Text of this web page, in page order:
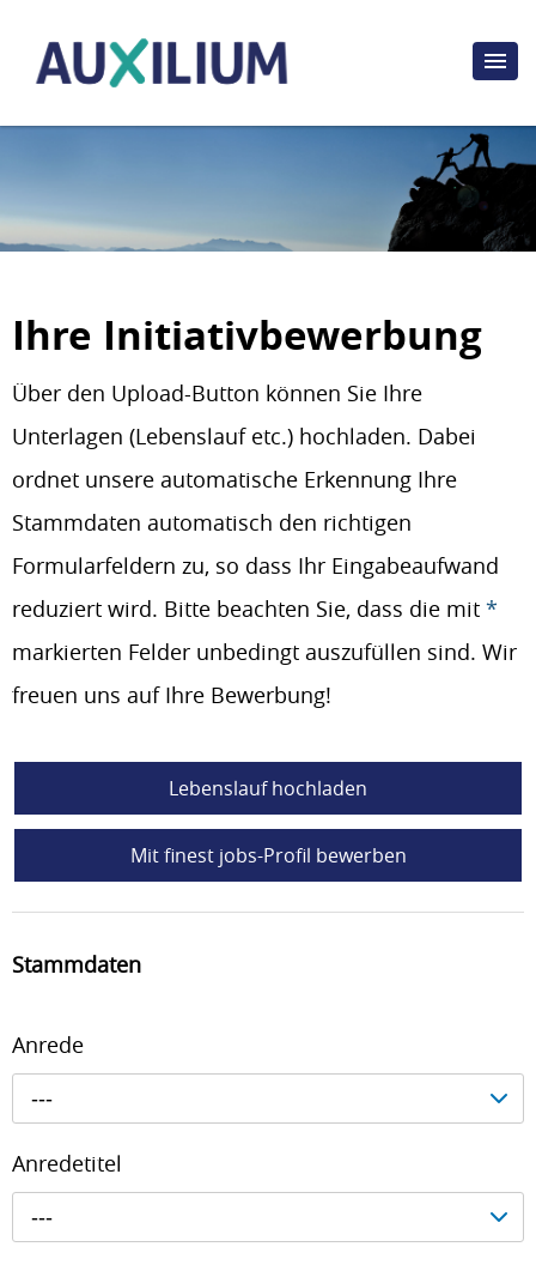
Ihre Initiativbewerbung
Über den Upload-Button können Sie Ihre
Unterlagen (Lebenslauf etc.) hochladen. Dabei
ordnet unsere automatische Erkennung Ihre
Stammdaten automatisch den richtigen
Formularfeldern zu, so dass Ihr Eingabeaufwand
reduziert wird. Bitte beachten Sie, dass die mit *
markierten Felder unbedingt auszufüllen sind. Wir
freuen uns auf Ihre Bewerbung!
Lebenslauf hochladen
Mit finest jobs-Profil bewerben
Stammdaten
Anrede
---
Anredetitel
---